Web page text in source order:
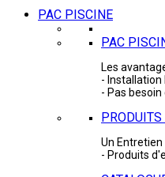
PAC PISCINE
PAC
Les
- Installation
- Pas
Un Entretien
- Produits